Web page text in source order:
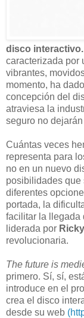
disco interactivo.
caracterizada por
vibrantes,
momento, ha
concepción del
atraviesa la
seguro no
Cuántas veces
representa para
no en un nuevo
posibilidades que
diferentes
portada, la
facilitar la
liderada por
revolucionaria.
The future is
primero. Sí, sí,
introduce en el
crea el disco
desde su web